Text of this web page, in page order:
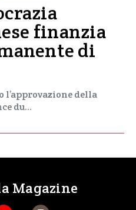
finanzia
di
l’approvazione della
du…
Magazine